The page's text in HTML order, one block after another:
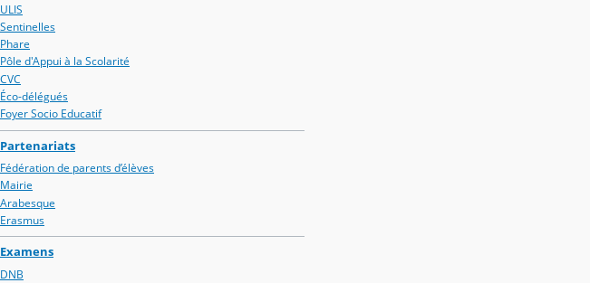
ULIS
Sentinelles
Phare
Pôle d'Appui à la Scolarité
CVC
Éco-délégués
Foyer Socio Educatif
Partenariats
Fédération de parents d’élèves
Mairie
Arabesque
Erasmus
Examens
DNB